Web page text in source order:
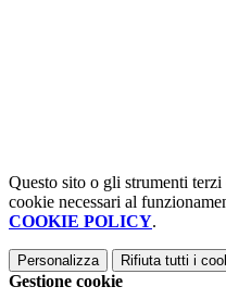
Questo sito o gli strumenti
cookie necessari al
COOKIE POLICY.
Personalizza Rifiuta tutti i
Gestione cookie